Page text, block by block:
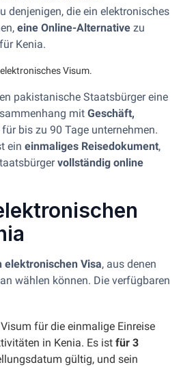
denjenigen, die ein elektronisches
eine Online-Alternative zu
Kenia.
Visum.
pakistanische Staatsbürger eine
mit Geschäft,
für bis zu 90 Tage unternehmen.
ein einmaliges Reisedokument,
vollständig online
elektronischen Visa, aus denen
wählen können. Die verfügbaren
für die einmalige Einreise
in Kenia. Es ist für 3
gültig, und sein